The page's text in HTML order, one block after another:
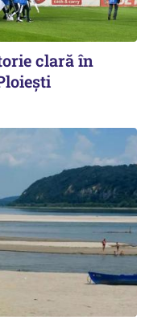
clară în